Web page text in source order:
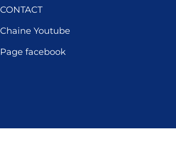
CONTACT
Chaine Youtube
Page facebook